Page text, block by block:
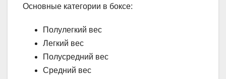
Основные категории в боксе:
Полулегкий вес
Легкий вес
Полусредний вес
Средний вес